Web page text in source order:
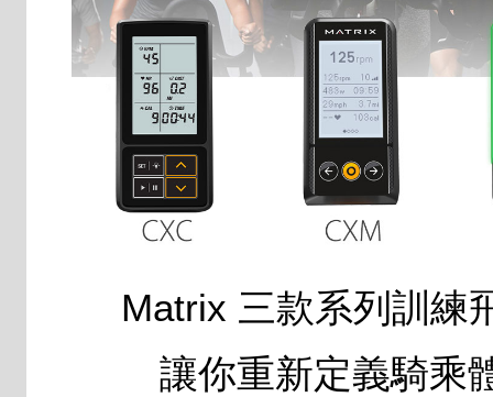
Matrix 三款系列訓練
讓你重新定義騎乘